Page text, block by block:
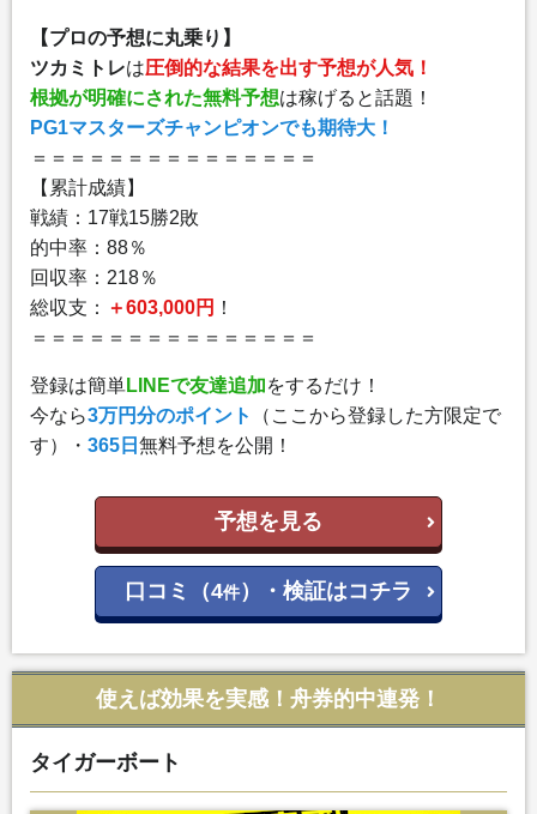
【プロの予想に丸乗り】
ツカミトレは圧倒的な結果を出す予想が人気！
根拠が明確にされた無料予想は稼げると話題！
PG1マスターズチャンピオンでも期待大！
＝＝＝＝＝＝＝＝＝＝＝＝＝＝＝
【累計成績】
戦績：17戦15勝2敗
的中率：88％
回収率：218％
総収支：
＋603,000円 ！
＝＝＝＝＝＝＝＝＝＝＝＝＝＝＝
登録は簡単LINEで友達追加をするだけ！
今なら3万円分のポイント
（ここから登録した方限定で
す）・ 365日 無料予想を公開！
予想を見る
口コミ（4件）・検証はコチラ
使えば効果を実感！舟券的中連発！
タイガーボート